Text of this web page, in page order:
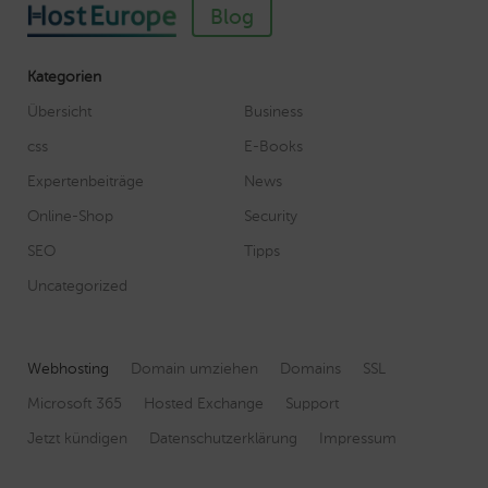
Blog
Kategorien
Übersicht
Business
css
E-Books
Expertenbeiträge
News
Online-Shop
Security
SEO
Tipps
Uncategorized
Webhosting Domain umziehen Domains
SSL
Microsoft 365
Hosted Exchange
Support
Jetzt kündigen
Datenschutzerklärung Impressum